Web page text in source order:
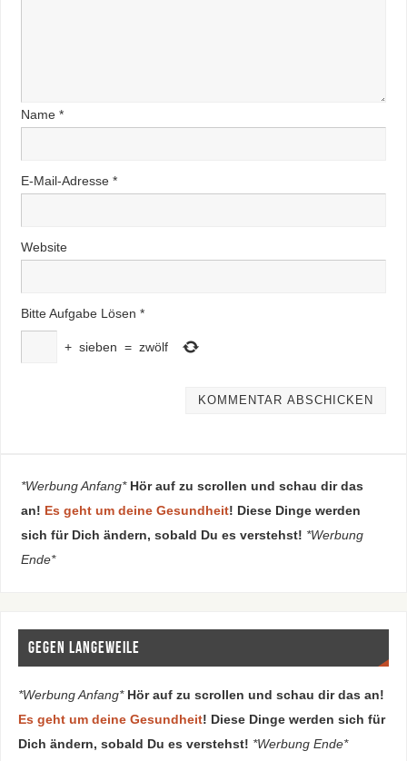
Name *
E-Mail-Adresse *
Website
Bitte Aufgabe Lösen *
+ sieben = zwölf
*Werbung Anfang* Hör auf zu scrollen und schau dir das
an! Es geht um deine Gesundheit! Diese Dinge werden
sich für Dich ändern, sobald Du es verstehst! *Werbung
Ende*
Gegen Langeweile
*Werbung Anfang* Hör auf zu scrollen und schau dir das an!
Es geht um deine Gesundheit! Diese Dinge werden sich für
Dich ändern, sobald Du es verstehst! *Werbung Ende*